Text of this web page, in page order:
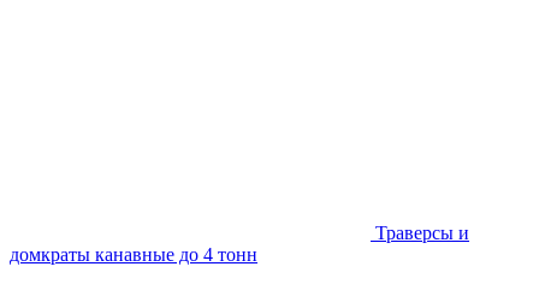
Траверсы и
домкраты канавные до 4 тонн